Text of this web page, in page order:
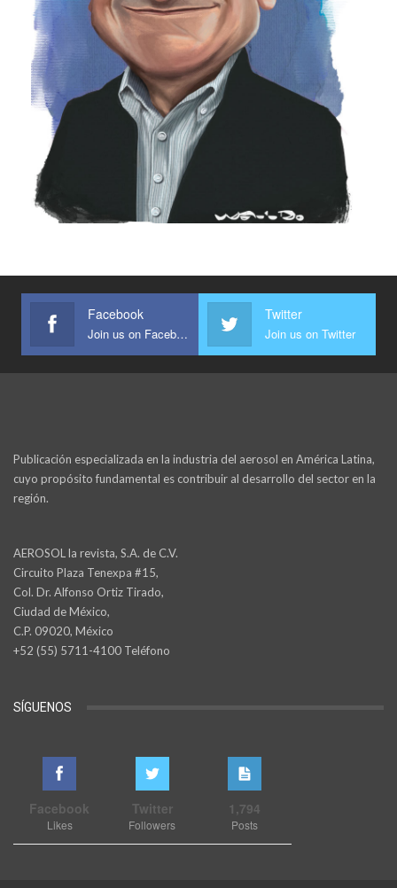
Facebook
Join us on Facebook
Twitter
Join us on Twitter
Publicación especializada en la industria del aerosol en América Latina,
cuyo propósito fundamental es contribuir al desarrollo del sector en la
región.
AEROSOL la revista, S.A. de C.V.
Circuito Plaza Tenexpa #15,
Col. Dr. Alfonso Ortiz Tirado,
Ciudad de México,
C.P. 09020, México
+52 (55) 5711-4100 Teléfono
SÍGUENOS
Facebook
Likes
Twitter
Followers
1,794
Posts